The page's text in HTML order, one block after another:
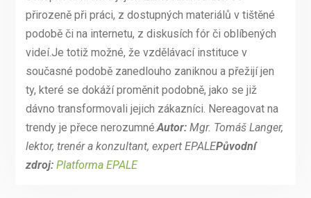
přirozeně při práci, z dostupných materiálů v tištěné
podobě či na internetu, z diskusích fór či oblíbených
videí.Je totiž možné, že vzdělávací instituce v
současné podobě zanedlouho zaniknou a přežijí jen
ty, které se dokáží proměnit podobně, jako se již
dávno transformovali jejich zákazníci. Nereagovat na
trendy je přece nerozumné. Autor:Mgr. Tomáš Langer,
lektor, trenér a konzultant, expert EPALEPůvodní
zdroj: Platforma EPALE